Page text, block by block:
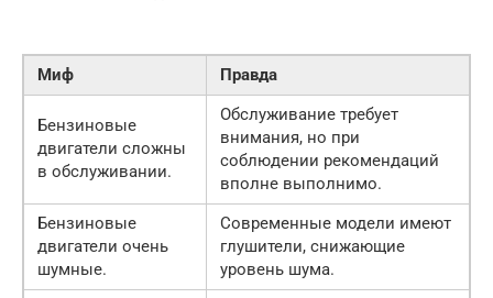
Миф Правда
Бензиновые
двигатели сложны
в обслуживании.
Обслуживание требует
внимания, но при
соблюдении рекомендаций
вполне выполнимо.
Бензиновые
двигатели очень
шумные.
Современные модели имеют
глушители, снижающие
уровень шума.